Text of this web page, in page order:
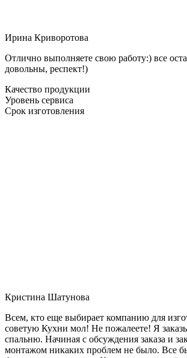
Ирина Криворотова
Отлично выполняете свою работу:) все
довольны, респект!)
Качество продукции
Уровень сервиса
Срок изготовления
Кристина Шатунова
Всем, кто еще выбирает компанию для
советую Кухни мол! Не пожалеете! Я
спальню. Начиная с обсуждения заказа и
монтажом никаких проблем не было. Все